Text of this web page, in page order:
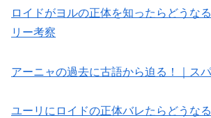
ロイドがヨルの正体を知ったらどうな
リー考察
アーニャの過去に古語から迫る！｜ス
ユーリにロイドの正体バレたらどうな